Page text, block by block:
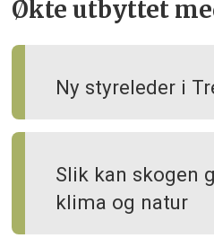
Økte utbyttet
Ny styreleder i
Slik kan skogen
klima og natur